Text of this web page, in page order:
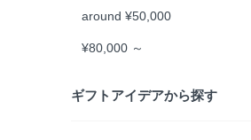
around ¥50,000
¥80,000 ～
ギフトアイデアから探す